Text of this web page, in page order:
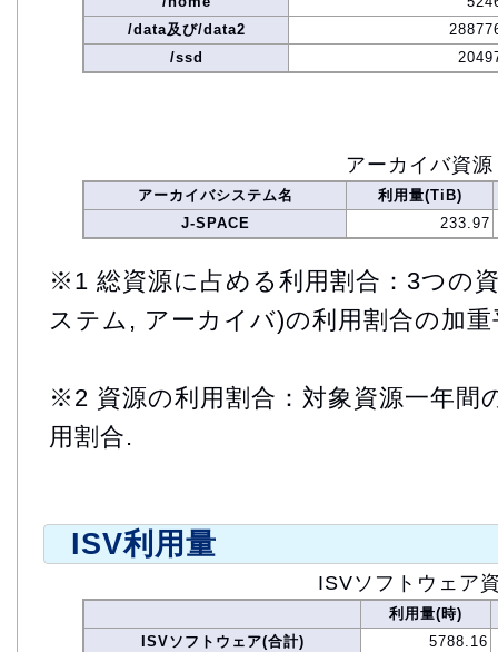
/data及び/data2
/ssd
アーカイバ資源
アーカイバシステム名
利用量(TiB)
J-SPACE
233.97
※1 総資源に占める利用割合：3つの
ステム, アーカイバ)の利用割合の加重
※2 資源の利用割合：対象資源一年間
用割合.
ISV利用量
ISVソフトウェア
利用量(時)
ISVソフトウェア(合計)
5788.16